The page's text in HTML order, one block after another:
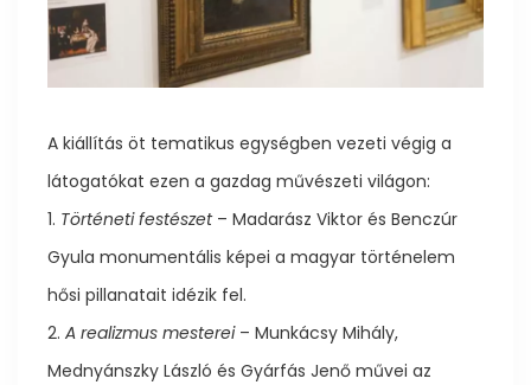
A kiállítás öt tematikus egységben vezeti végig a
látogatókat ezen a gazdag művészeti világon:
1. Történeti festészet– Madarász Viktor és Benczúr
Gyula monumentális képei a magyar történelem
hősi pillanatait idézik fel.
2. A realizmus mesterei– Munkácsy Mihály,
Mednyánszky László és Gyárfás Jenő művei az